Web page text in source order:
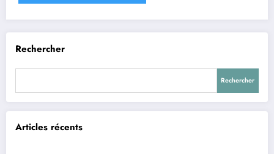
Rechercher
Rechercher
Articles récents